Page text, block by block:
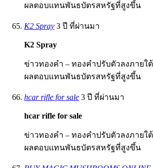
ผลตอบแทนพันธบัตรสหรัฐที่สูงขึ้น
K2 Spray 3 ปี ที่ผ่านมา
K2 Spray
ข่าวทองคำ – ทองคำปรับตัวลงภายใ
ผลตอบแทนพันธบัตรสหรัฐที่สูงขึ้น
hcar rifle for sale 3 ปี ที่ผ่านมา
hcar rifle for sale
ข่าวทองคำ – ทองคำปรับตัวลงภายใ
ผลตอบแทนพันธบัตรสหรัฐที่สูงขึ้น